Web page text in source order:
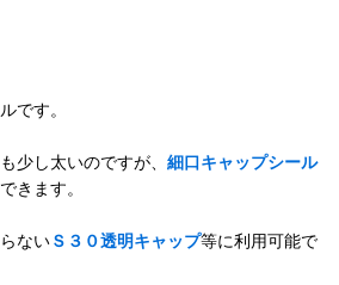
です。
少し太いのですが、 細口キャップシール
きます。
ないＳ３０透明キャップ等に利用可能で